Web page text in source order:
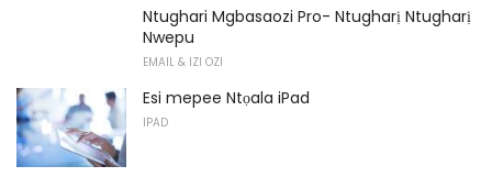
Ntughari Mgbasaozi Pro- Ntugharị Ntugharị
Nwepu
EMAIL & IZI OZI
Esi mepee Ntọala iPad
IPAD